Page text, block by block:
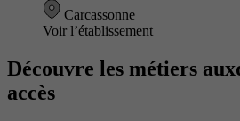
Carcassonne
Voir l’établissement
Découvre les métiers
accès